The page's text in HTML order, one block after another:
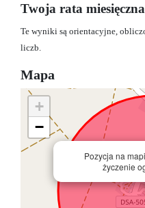
Twoja rata miesięczna
Te wyniki są orientacyjne,
liczb.
Mapa
Pozycja na
życzenie
+
−